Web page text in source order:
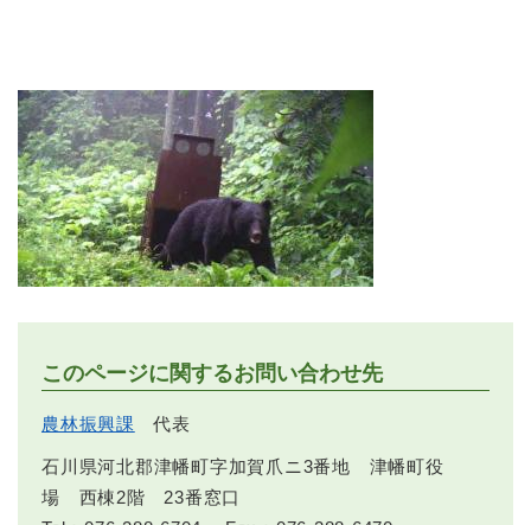
このページに関するお問い合わせ先
農林振興課 代表
石川県河北郡津幡町字加賀爪ニ3番地 津幡町役
場 西棟2階 23番窓口